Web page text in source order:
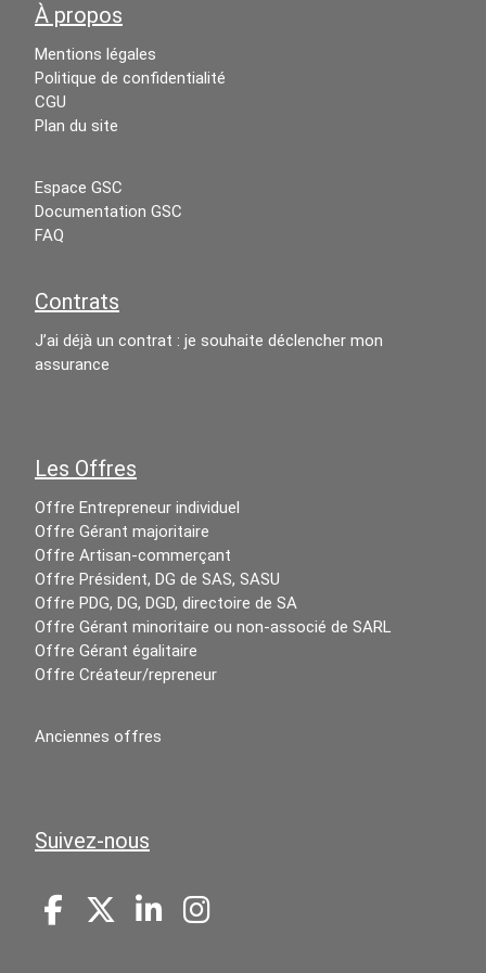
À propos
Mentions légales
Politique de confidentialité
CGU
Plan du site
Espace GSC
Documentation GSC
FAQ
Contrats
J’ai déjà un contrat : je souhaite déclencher mon
assurance
Les Offres
Offre Entrepreneur individuel
Offre Gérant majoritaire
Offre Artisan-commerçant
Offre Président, DG de SAS, SASU
Offre PDG, DG, DGD, directoire de SA
Offre Gérant minoritaire ou non-associé de SARL
Offre Gérant égalitaire
Offre Créateur/repreneur
Anciennes offres
Suivez-nous